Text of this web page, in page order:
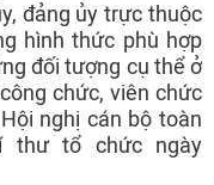
đảng ủy trực thuộc
hình thức phù hợp
đối tượng cụ thể ở
chức, viên chức
nghị cán bộ toàn
thư tổ chức ngày